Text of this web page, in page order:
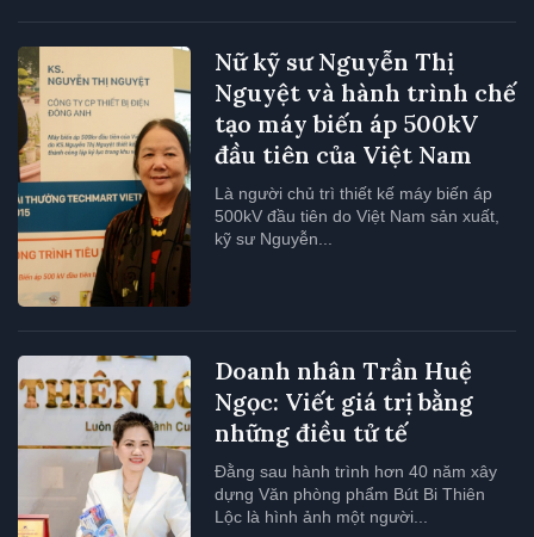
Nữ kỹ sư Nguyễn Thị
Nguyệt và hành trình chế
tạo máy biến áp 500kV
đầu tiên của Việt Nam
Là người chủ trì thiết kế máy biến áp
500kV đầu tiên do Việt Nam sản xuất,
kỹ sư Nguyễn...
Doanh nhân Trần Huệ
Ngọc: Viết giá trị bằng
những điều tử tế
Đằng sau hành trình hơn 40 năm xây
dựng Văn phòng phẩm Bút Bi Thiên
Lộc là hình ảnh một người...